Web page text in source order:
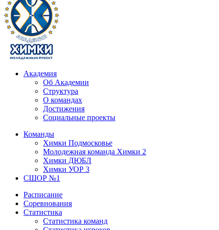
Академия
Об Академии
Структура
О командах
Достижения
Социальные проекты
Команды
Химки Подмосковье
Молодежная команда Химки 2
Химки ДЮБЛ
Химки УОР 3
СШОР №1
Расписание
Соревнования
Статистика
Статистика команд